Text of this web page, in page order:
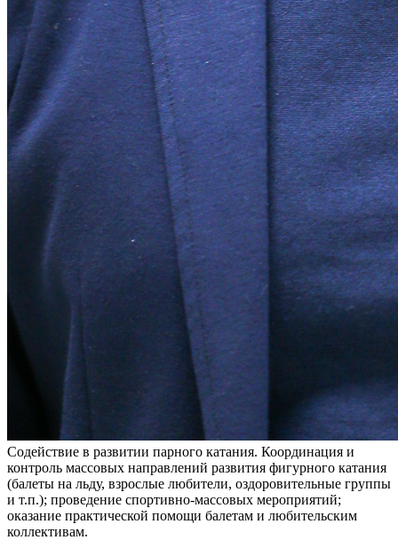
Содействие в развитии парного катания. Координация и
контроль массовых направлений развития фигурного катания
(балеты на льду, взрослые любители, оздоровительные группы
и т.п.); проведение спортивно-массовых мероприятий;
оказание практической помощи балетам и любительским
коллективам.